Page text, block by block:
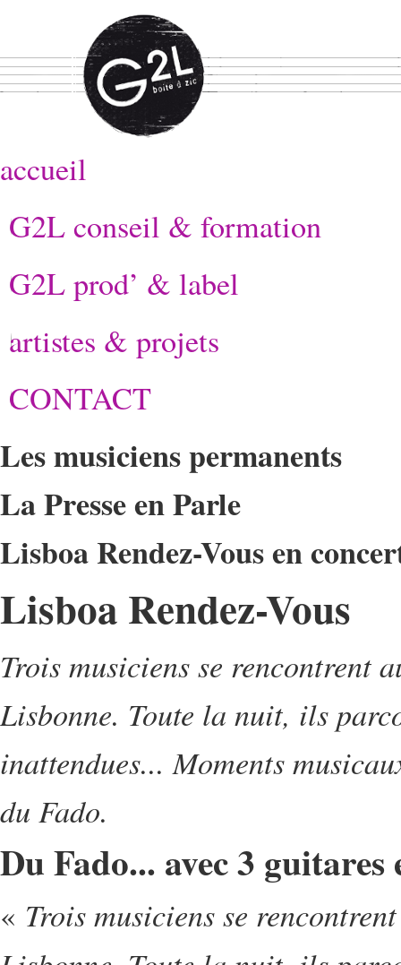
accueil
G2L conseil & formation
G2L prod’ & label
artistes & projets
CONTACT
Les musiciens permanents
La Presse en Parle
Lisboa Rendez-Vous en
Lisboa Rendez-Vous
Trois musiciens se rencontrent
Lisbonne. Toute la nuit, ils
inattendues... Moments
du Fado.
Du Fado... avec 3
« Trois musiciens se